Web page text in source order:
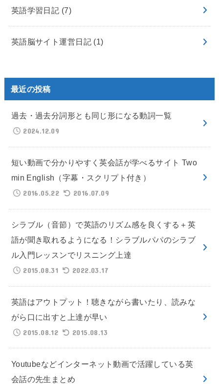
英語学習日記 (7)
英語脳サイト運営日記 (1)
最近の投稿
過去・過去分詞形とも同じ形になる動詞一覧
2024.12.09
短い動画で分かりやすく英会話が学べるサイト Two
min English（字幕・スクリプト付き）
2016.05.22
2016.07.09
シラブル（音節）で英語のリズム感を良くする＋英
語が聞き取れるようになる！シラブルパパのシラブ
ル入門レッスンでリスニング上達
2015.08.31
2022.03.17
英語はアウトプット！聴きながら書いたり、読みな
がら口に出すと上達が早い
2015.08.12
2015.08.13
Youtubeなどインターネット動画で活躍している英
会話の先生まとめ